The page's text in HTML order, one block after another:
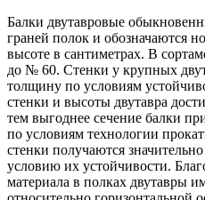
Балки двутавровые
граней полок и обозначаются
высоте в сантиметрах. В
до № 60. Стенки у крупных
толщину по условиям
стенки и высоты двутавра
тем выгоднее сечение балки
по условиям технологии
стенки получаются
условию их устойчивости.
материала в полках двутавры